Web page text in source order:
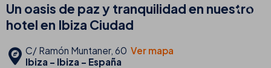
Un oasis de paz y tranquilidad en nuestro
hotel en Ibiza Ciudad
C/ Ramón Muntaner, 60 Ver mapa
Ibiza - Ibiza - España